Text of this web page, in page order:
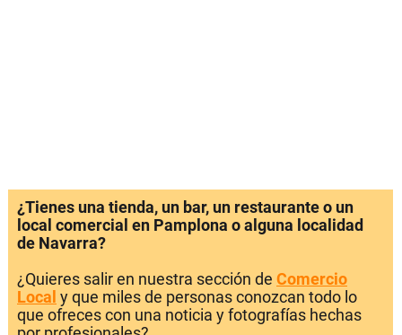
¿Tienes una tienda, un bar, un restaurante o un
local comercial en Pamplona o alguna localidad
de Navarra?
¿Quieres salir en nuestra sección de Comercio
Local y que miles de personas conozcan todo lo
que ofreces con una noticia y fotografías hechas